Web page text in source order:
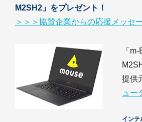
M2SH2」をプレゼント！
＞＞＞協賛企業からの応援メッセ
「
提供
ュー
インテ